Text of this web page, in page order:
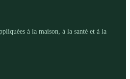
à la maison, à la santé et à la